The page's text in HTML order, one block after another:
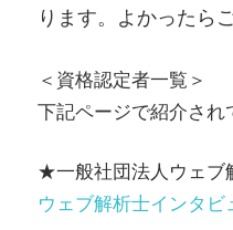
ります。よかったら
＜資格認定者一覧＞
下記ページで紹介され
★一般社団法人ウェブ
ウェブ解析士インタビ